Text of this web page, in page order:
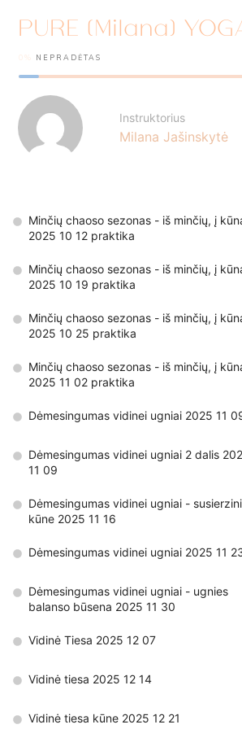
PURE (Milana)
NEPRADĖTAS
Instruktorius
Milana Jašinskytė
Minčių chaoso sezonas - iš minčių, į
2025 10 12 praktika
Minčių chaoso sezonas - iš minčių, į
2025 10 19 praktika
Minčių chaoso sezonas - iš minčių, į
2025 10 25 praktika
Minčių chaoso sezonas - iš minčių, į
2025 11 02 praktika
Dėmesingumas vidinei ugniai 2025 11
Dėmesingumas vidinei ugniai 2 dalis
11 09
Dėmesingumas vidinei ugniai -
kūne 2025 11 16
Dėmesingumas vidinei ugniai 2025 11
Dėmesingumas vidinei ugniai - ugnies
balanso būsena 2025 11 30
Vidinė Tiesa 2025 12 07
Vidinė tiesa 2025 12 14
Vidinė tiesa kūne 2025 12 21